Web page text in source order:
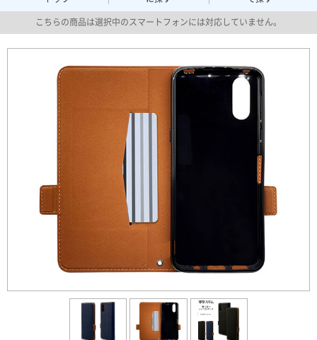
こちらの商品は選択中のスマートフォンには対応していません。